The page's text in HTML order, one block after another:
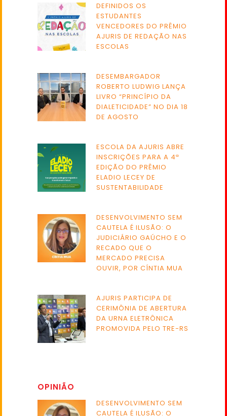
DEFINIDOS OS
ESTUDANTES
VENCEDORES DO PRÊMIO
AJURIS DE REDAÇÃO NAS
ESCOLAS
DESEMBARGADOR
ROBERTO LUDWIG LANÇA
LIVRO “PRINCÍPIO DA
DIALETICIDADE” NO DIA 18
DE AGOSTO
ESCOLA DA AJURIS ABRE
INSCRIÇÕES PARA A 4ª
EDIÇÃO DO PRÊMIO
ELADIO LECEY DE
SUSTENTABILIDADE
DESENVOLVIMENTO SEM
CAUTELA É ILUSÃO: O
JUDICIÁRIO GAÚCHO E O
RECADO QUE O
MERCADO PRECISA
OUVIR, POR CÍNTIA MUA
AJURIS PARTICIPA DE
CERIMÔNIA DE ABERTURA
DA URNA ELETRÔNICA
PROMOVIDA PELO TRE-RS
OPINIÃO
DESENVOLVIMENTO SEM
CAUTELA É ILUSÃO: O